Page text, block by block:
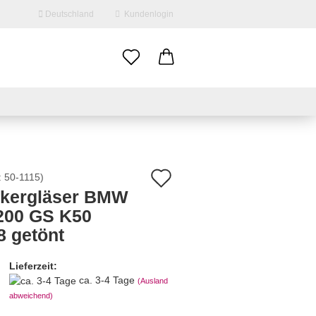
Deutschland Kundenlogin
vergessen?
50-1115)
BMW
GS K50
getönt
Lieferzeit:
ca. 3-4 Tage (Ausland
abweichend)